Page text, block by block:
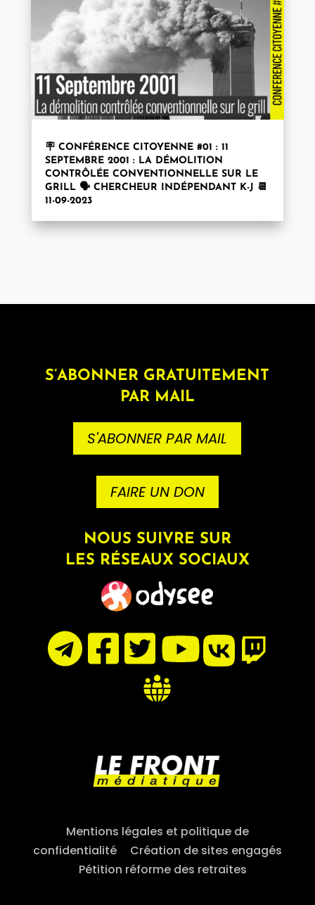
🪧 CONFÉRENCE CITOYENNE #01 : 11
SEPTEMBRE 2001 : LA DÉMOLITION
CONTRÔLÉE CONVENTIONNELLE SUR LE
GRILL 🗣️ CHERCHEUR INDÉPENDANT K-J 📆
11-09-2023
S’ABONNER GRATUITEMENT
PAR MAIL
S'ABONNER PAR MAIL
FAIRE UN DON
NOUS SUIVRE SUR
LES RÉSEAUX SOCIAUX
Mentions légales et politique de
confidentialité– Création de sites engagés
Pétition réforme des retraites